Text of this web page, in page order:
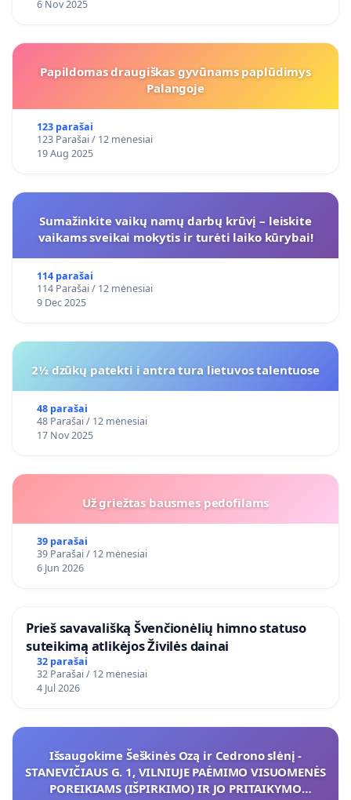
6 Nov 2025
Papildomas draugiškas gyvūnams paplūdimys
Palangoje
123 parašai
123 Parašai / 12 mėnesiai
19 Aug 2025
Sumažinkite vaikų namų darbų krūvį – leiskite
vaikams sveikai mokytis ir turėti laiko kūrybai!
114 parašai
114 Parašai / 12 mėnesiai
9 Dec 2025
2½ dzūkų patekti i antra tura lietuvos talentuose
48 parašai
48 Parašai / 12 mėnesiai
17 Nov 2025
Už griežtas bausmes pedofilams
39 parašai
39 Parašai / 12 mėnesiai
6 Jun 2026
​Prieš savavališką Švenčionėlių himno statuso
suteikimą atlikėjos Živilės dainai
32 parašai
32 Parašai / 12 mėnesiai
4 Jul 2026
Išsaugokime Šeškinės Ozą ir Cedrono slėnį -
STANEVIČIAUS G. 1, VILNIUJE PAĖMIMO VISUOMENĖS
POREIKIAMS (IŠPIRKIMO) IR JO PRITAIKYMO